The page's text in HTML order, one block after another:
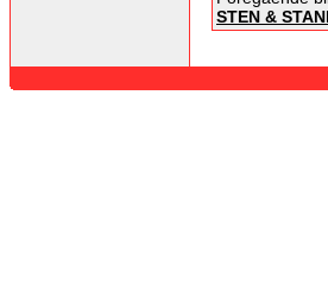
STEN &